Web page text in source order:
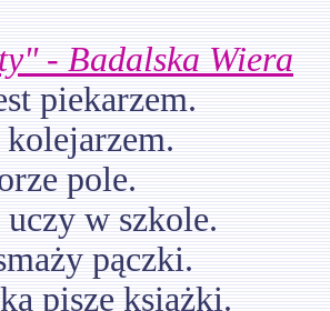
- Badalska Wiera
piekarzem.
pole.
uczy w szkole.
pączki.
pisze książki.